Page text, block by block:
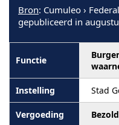
Bron: Cumuleo ›
gepubliceerd in
Stad